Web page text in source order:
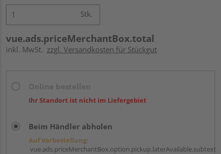
Stk.
vue.ads.priceMerchantBox.total
inkl. MwSt. zzgl. Versandkosten für Stückgut
Ihr Standort ist nicht im Liefergebiet
Beim Händler abholen
Auf Vorbestellung:
vue.ads.priceMerchantBox.option.pickup.laterAvailable.subtext